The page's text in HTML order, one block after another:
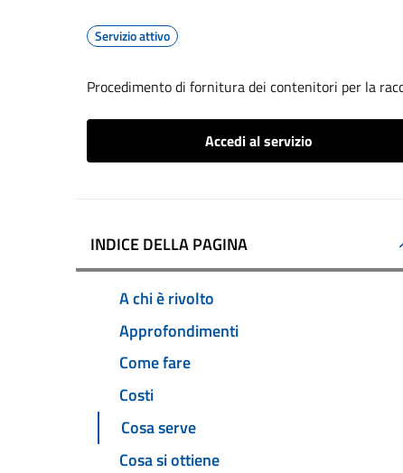
Servizio attivo
Procedimento di fornitura dei contenitori per la
Accedi al servizio
INDICE DELLA PAGINA
A chi è rivolto
Approfondimenti
Come fare
Costi
Cosa serve
Cosa si ottiene